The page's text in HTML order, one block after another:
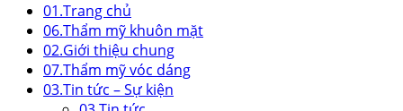
01.Trang chủ
06.Thẩm mỹ khuôn mặt
02.Giới thiệu chung
07.Thẩm mỹ vóc dáng
03.Tin tức – Sự kiện